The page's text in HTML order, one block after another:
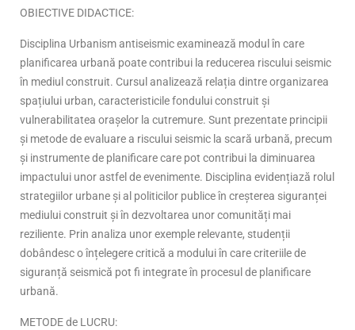
OBIECTIVE DIDACTICE:
Disciplina Urbanism antiseismic examinează modul în care
planificarea urbană poate contribui la reducerea riscului seismic
în mediul construit. Cursul analizează relația dintre organizarea
spațiului urban, caracteristicile fondului construit și
vulnerabilitatea orașelor la cutremure. Sunt prezentate principii
și metode de evaluare a riscului seismic la scară urbană, precum
și instrumente de planificare care pot contribui la diminuarea
impactului unor astfel de evenimente. Disciplina evidențiază rolul
strategiilor urbane și al politicilor publice în creșterea siguranței
mediului construit și în dezvoltarea unor comunități mai
reziliente. Prin analiza unor exemple relevante, studenții
dobândesc o înțelegere critică a modului în care criteriile de
siguranță seismică pot fi integrate în procesul de planificare
urbană.
METODE de LUCRU: